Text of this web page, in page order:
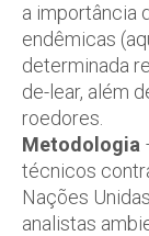
a importância
endêmicas
determinada
de-lear, além
roedores.
Metodologia
técnicos
Nações
analistas